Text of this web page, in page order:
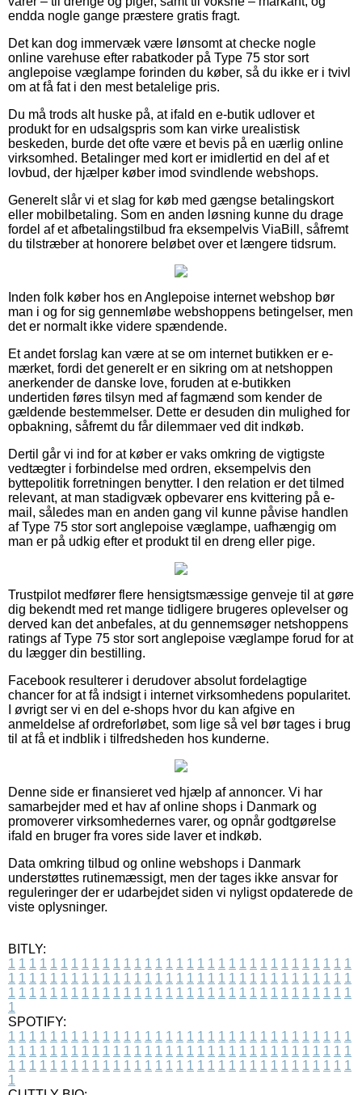
endda nogle gange præstere gratis fragt.
Det kan dog immervæk være lønsomt at checke nogle
online varehuse efter rabatkoder på Type 75 stor sort
anglepoise væglampe forinden du køber, så du ikke er i tvivl
om at få fat i den mest betalelige pris.
Du må trods alt huske på, at ifald en e-butik udlover et
produkt for en udsalgspris som kan virke urealistisk
beskeden, burde det ofte være et bevis på en uærlig online
virksomhed. Betalinger med kort er imidlertid en del af et
lovbud, der hjælper køber imod svindlende webshops.
Generelt slår vi et slag for køb med gængse betalingskort
eller mobilbetaling. Som en anden løsning kunne du drage
fordel af et afbetalingstilbud fra eksempelvis ViaBill, såfremt
du tilstræber at honorere beløbet over et længere tidsrum.
Inden folk køber hos en Anglepoise internet webshop bør
man i og for sig gennemløbe webshoppens betingelser, men
det er normalt ikke videre spændende.
Et andet forslag kan være at se om internet butikken er e-
mærket, fordi det generelt er en sikring om at netshoppen
anerkender de danske love, foruden at e-butikken
undertiden føres tilsyn med af fagmænd som kender de
gældende bestemmelser. Dette er desuden din mulighed for
opbakning, såfremt du får dilemmaer ved dit indkøb.
Dertil går vi ind for at køber er vaks omkring de vigtigste
vedtægter i forbindelse med ordren, eksempelvis den
byttepolitik forretningen benytter. I den relation er det tilmed
relevant, at man stadigvæk opbevarer ens kvittering på e-
mail, således man en anden gang vil kunne påvise handlen
af Type 75 stor sort anglepoise væglampe, uafhængig om
man er på udkig efter et produkt til en dreng eller pige.
Trustpilot medfører flere hensigtsmæssige genveje til at gøre
dig bekendt med ret mange tidligere brugeres oplevelser og
derved kan det anbefales, at du gennemsøger netshoppens
ratings af Type 75 stor sort anglepoise væglampe forud for at
du lægger din bestilling.
Facebook resulterer i derudover absolut fordelagtige
chancer for at få indsigt i internet virksomhedens popularitet.
I øvrigt ser vi en del e-shops hvor du kan afgive en
anmeldelse af ordreforløbet, som lige så vel bør tages i brug
til at få et indblik i tilfredsheden hos kunderne.
Denne side er finansieret ved hjælp af annoncer. Vi har
samarbejder med et hav af online shops i Danmark og
promoverer virksomhedernes varer, og opnår godtgørelse
ifald en bruger fra vores side laver et indkøb.
Data omkring tilbud og online webshops i Danmark
understøttes rutinemæssigt, men der tages ikke ansvar for
reguleringer der er udarbejdet siden vi nyligst opdaterede de
viste oplysninger.
BITLY:
1 1 1 1 1 1 1 1 1 1 1 1 1 1 1 1 1 1 1 1 1 1 1 1 1 1 1 1 1 1 1 1 1
1 1 1 1 1 1 1 1 1 1 1 1 1 1 1 1 1 1 1 1 1 1 1 1 1 1 1 1 1 1 1 1 1
1 1 1 1 1 1 1 1 1 1 1 1 1 1 1 1 1 1 1 1 1 1 1 1 1 1 1 1 1 1 1 1 1
1
SPOTIFY:
1 1 1 1 1 1 1 1 1 1 1 1 1 1 1 1 1 1 1 1 1 1 1 1 1 1 1 1 1 1 1 1 1
1 1 1 1 1 1 1 1 1 1 1 1 1 1 1 1 1 1 1 1 1 1 1 1 1 1 1 1 1 1 1 1 1
1 1 1 1 1 1 1 1 1 1 1 1 1 1 1 1 1 1 1 1 1 1 1 1 1 1 1 1 1 1 1 1 1
1